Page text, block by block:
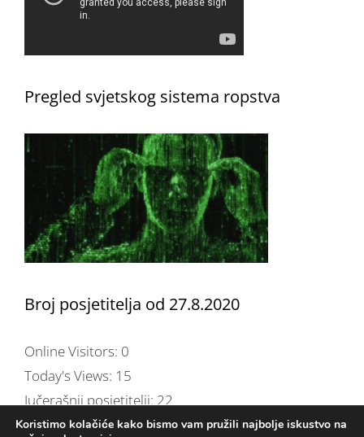
Pregled svjetskog sistema ropstva
Broj posjetitelja od 27.8.2020
Online Visitors: 0
Today's Views: 15
Jučerašnji posjetitelji: 22
Total Views:254.597
Koristimo kolačiće kako bismo vam pružili najbolje iskustvo na